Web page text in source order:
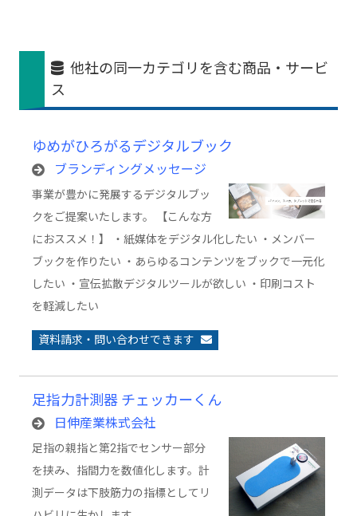
他社の同一カテゴリを含む商品・サービ
ス
ゆめがひろがるデジタルブック
ブランディングメッセージ
事業が豊かに発展するデジタルブッ
クをご提案いたします。 【こんな方
におススメ！】 ・紙媒体をデジタル化したい ・メンバー
ブックを作りたい ・あらゆるコンテンツをブックで一元化
したい ・宣伝拡散デジタルツールが欲しい ・印刷コスト
を軽減したい
資料請求・問い合わせできます
足指力計測器 チェッカーくん
日伸産業株式会社
足指の親指と第2指でセンサー部分
を挟み、指間力を数値化します。計
測データは下肢筋力の指標としてリ